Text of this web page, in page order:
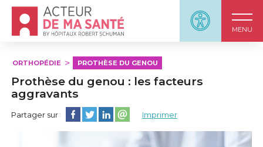
Panneau
MENU
Accueil - Acteur de ma santé, by HôpitauxRobert
ORTHOPÉDIE PROTHÈSE DU GENOU
Prothèse du genou : les facteurs
aggravants
Partager sur Partager cette page sur Facebook
Partager cette page sur Twitter
Partager cette page sur LinkedIn
Partager cette page sur email
Imprimer